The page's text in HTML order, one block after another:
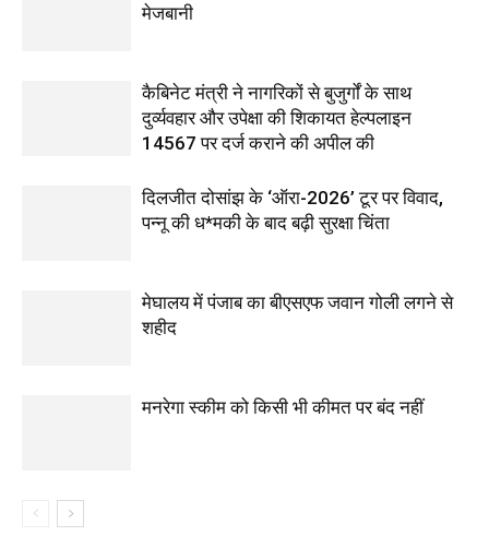
मेजबानी
कैबिनेट मंत्री ने नागरिकों से बुजुर्गों के साथ
दुर्व्यवहार और उपेक्षा की शिकायत हेल्पलाइन
14567 पर दर्ज कराने की अपील की
दिलजीत दोसांझ के ‘ऑरा-2026’ टूर पर विवाद,
पन्नू की ध*मकी के बाद बढ़ी सुरक्षा चिंता
मेघालय में पंजाब का बीएसएफ जवान गोली लगने से
शहीद
मनरेगा स्कीम को किसी भी कीमत पर बंद नहीं